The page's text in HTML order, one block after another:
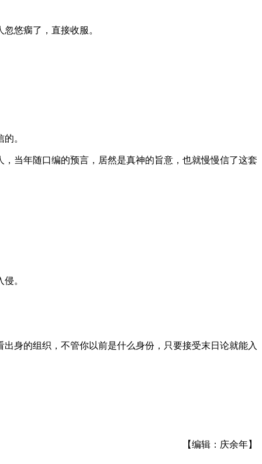
悠瘸了，直接收服。
。
当年随口编的预言，居然是真神的旨意，也就慢慢信了这套
。
身的组织，不管你以前是什么身份，只要接受末日论就能入
【编辑：庆余年】